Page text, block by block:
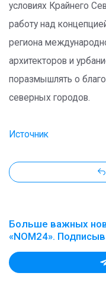
условиях Крайнего
работу над
региона
архитекторов и
поразмышлять о
северных городов.
Источник
Больше важных
«NOM24».